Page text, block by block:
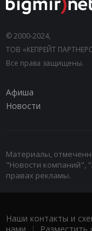
© 2000-2024,
ТОВ «КЕПРЕЙТ
Все права защищены.
Афиша
Новости
Материалы,
"Новости компаний",
правах рекламы.
Наши контакты и